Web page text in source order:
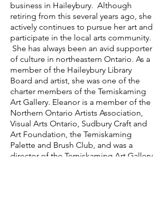
business in Haileybury. Although
retiring from this several years ago, she
actively continues to pursue her art and
participate in the local arts community.
She has always been an avid supporter
of culture in northeastern Ontario. As a
member of the Haileybury Library
Board and artist, she was one of the
charter members of the Temiskaming
Art Gallery. Eleanor is a member of the
Northern Ontario Artists Association,
Visual Arts Ontario, Sudbury Craft and
Art Foundation, the Temiskaming
Palette and Brush Club, and was a
director of the Temiskaming Art Gallery